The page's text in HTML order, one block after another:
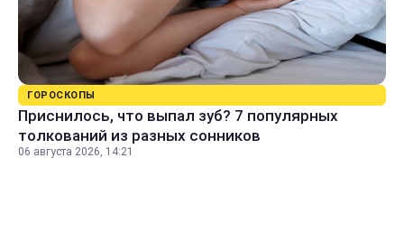
ГОРОСКОПЫ
Приснилось, что выпал зуб? 7 популярных
толкований из разных сонников
06 августа 2026, 14:21